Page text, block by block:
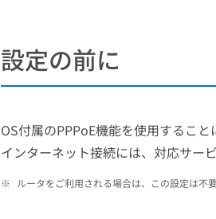
設定の前に
OS付属のPPPoE機能を使用するこ
インターネット接続には、対応サー
※ ルータをご利用される場合は、この設定は不要